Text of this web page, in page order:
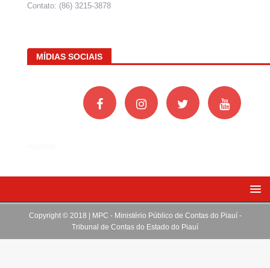
Contato: (86) 3215-3878
MÍDIAS SOCIAIS
Copyright © 2018 | MPC - Ministério Público de Contas do Piauí -
Tribunal de Contas do Estado do Piauí